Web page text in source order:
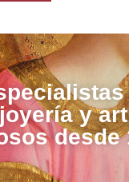
y
desde